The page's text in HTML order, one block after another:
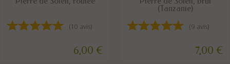
(10 avis)
6,00 €
(Tanzanie)
(9 avis)
7,00 €